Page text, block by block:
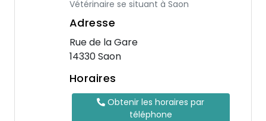
Vétérinaire se situant à Saon
Adresse
Rue de la Gare
14330 Saon
Horaires
Obtenir les horaires par
téléphone